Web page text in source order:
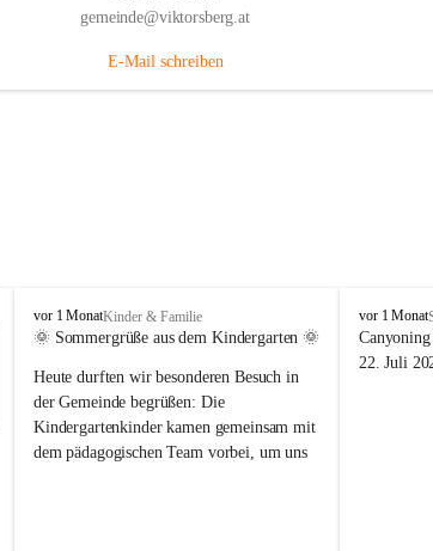
gemeinde@viktorsberg.at
E-Mail schreiben
V
i
t
o
r
s
vor 1 MonatKinder & Familie
🌞 Sommergrüße aus dem Kindergarten 🌞
Heute durften wir besonderen Besuch in
der Gemeinde begrüßen: Die
Kindergartenkinder kamen gemeinsam mit
dem pädagogischen Team vorbei, um uns
V
i
k
vor 1 Monat
22. Juli